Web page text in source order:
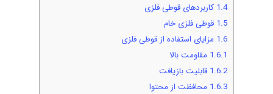
1.4 کاربردهای قوطی فلزی
1.5 قوطی فلزی خام
1.6 مزایای استفاده از قوطی فلزی
1.6.1 مقاومت بالا
1.6.2 قابلیت بازیافت
1.6.3 محافظت از محتوا